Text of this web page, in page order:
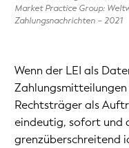
Market Practice Group:
Zahlungsnachrichten – 2021
Wenn der LEI als
Rechtsträger als
eindeutig, sofort und
grenzüberschreitend